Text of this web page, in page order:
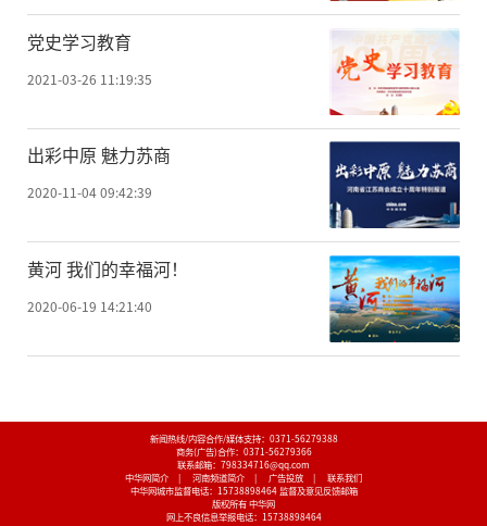
党史学习教育
2021-03-26 11:19:35
出彩中原 魅力苏商
2020-11-04 09:42:39
黄河 我们的幸福河！
2020-06-19 14:21:40
新闻热线/内容合作/媒体支持： 0371-56279388
商务(广告)合作： 0371-56279366
联系邮箱：798334716@qq.com
中华网简介
| 河南频道简介 | 广告投放 |
联系我们
中华网城市监督电话： 15738898464 监督及意见反馈邮箱
版权所有 中华网
网上不良信息举报电话： 15738898464